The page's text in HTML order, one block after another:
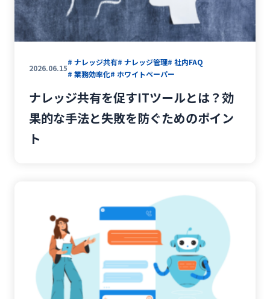
2026.06.15
# ナレッジ共有# ナレッジ管理# 社内FAQ
# 業務効率化# ホワイトペーパー
ナレッジ共有を促すITツールとは？効
果的な手法と失敗を防ぐためのポイン
ト